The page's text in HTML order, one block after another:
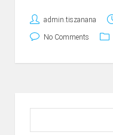
admin.tiszanana
No Comments